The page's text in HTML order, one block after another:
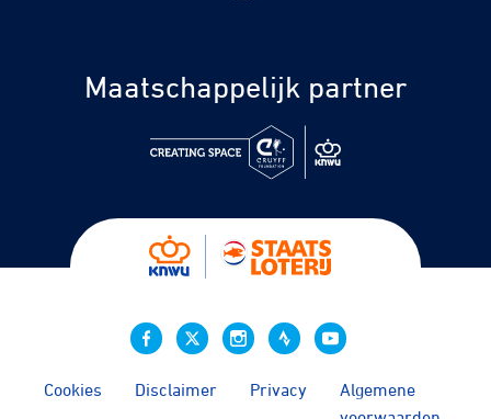
Maatschappelijk partner
Cookies Disclaimer Privacy
Algemene